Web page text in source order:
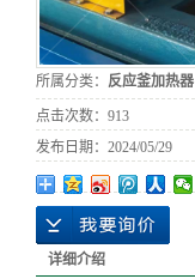
所属分类： 反应釜加热器
点击次数： 913
发布日期： 2024/05/29
详细介绍